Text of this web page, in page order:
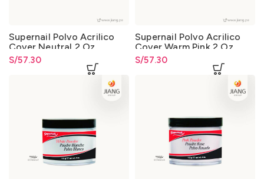
Supernail Polvo Acrilico
Cover Neutral 2 Oz.
S/57.30
Supernail Polvo Acrilico
Cover Warm Pink 2 Oz.
S/57.30